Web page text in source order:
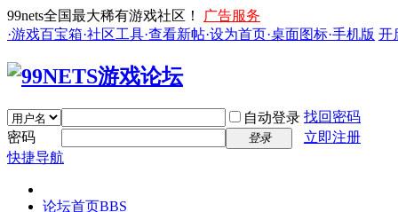
99nets全国最大稀有游戏社区！
广告服务
·游戏百宝箱·社区工具·查看新帖·设为首页·桌面图标·手机版 开
自动登录 找回密码
密码
登录
立即注册
快捷导航
论坛首页BBS